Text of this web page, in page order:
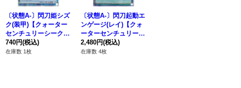
〔状態A-〕閃刀姫シズ
ク(装甲)【クォーター
センチュリーシークレ
ット】{QCAC-JP060}
《リンク》
740円(税込)
在庫数 1枚
〔状態A-〕閃刀起動エ
ンゲージ(レイ)【クォ
ーターセンチュリーシ
ークレット】{QCAC-J
P061}《魔法》
2,480円(税込)
在庫数 4枚